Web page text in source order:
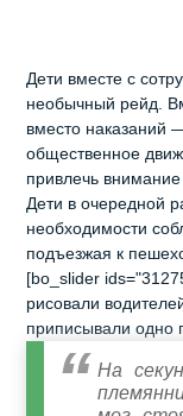
Дети вместе с
необычный рейд.
вместо наказаний
общественное
привлечь
Дети в очередной
необходимости
подъезжая к
[bo_slider
рисовали
приписывали одно
На